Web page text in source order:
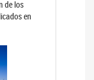
de los
en